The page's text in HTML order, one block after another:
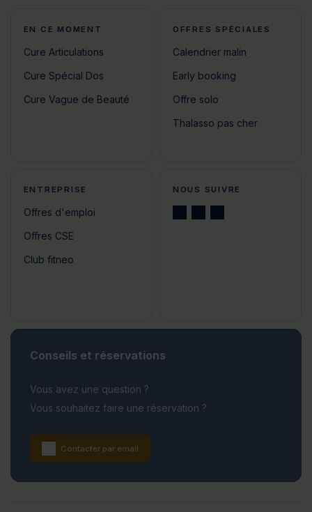
EN CE MOMENT
Cure Articulations
Cure Spécial Dos
Cure Vague de Beauté
OFFRES SPÉCIALES
Calendrier malin
Early booking
Offre solo
Thalasso pas cher
ENTREPRISE
Offres d'emploi
Offres CSE
Club fitneo
NOUS SUIVRE
Conseils et réservations
Vous avez une question ?
Vous souhaitez faire une réservation ?
Contacter par email